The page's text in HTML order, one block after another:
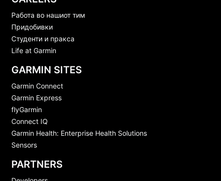
Работа во нашиот тим
Придобивки
Студенти и пракса
Life at Garmin
GARMIN SITES
Garmin Connect
Garmin Express
flyGarmin
Connect IQ
Garmin Health: Enterprise Health Solutions
Sensors
PARTNERS